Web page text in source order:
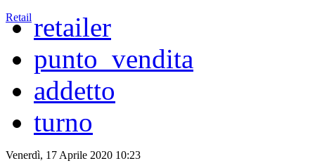
Retail retailer
punto_vendita
addetto
turno
Venerdì, 17 Aprile 2020 10:23